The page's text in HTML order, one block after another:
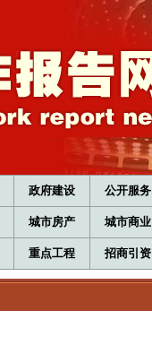
政府建设 公开服务
城市房产 城市商业
重点工程 招商引资